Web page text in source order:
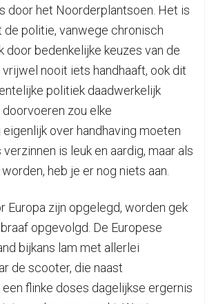
door het Noorderplantsoen. Het is
de politie, vanwege chronisch
door bedenkelijke keuzes van de
nooit iets handhaaft, ook dit
politiek daadwerkelijk
zou elke
over handhaving moeten
is leuk en aardig, maar als
heb je er nog niets aan.
Europa zijn opgelegd, worden gek
opgevolgd. De Europese
bijkans lam met allerlei
de scooter, die naast
flinke doses dagelijkse ergernis